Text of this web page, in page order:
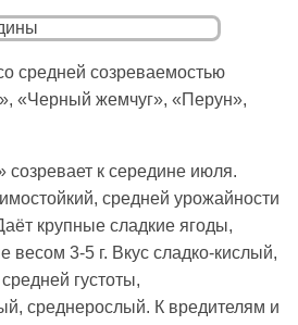
средней созреваемостью
«Черный жемчуг», «Перун»,
созревает к середине июля.
средней урожайности
крупные сладкие ягоды,
весом 3-5 г. Вкус сладко-кислый,
густоты,
среднерослый. К вредителям и